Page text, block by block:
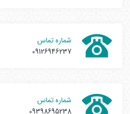
شماره تماس
09126946237
شماره تماس
09398695238